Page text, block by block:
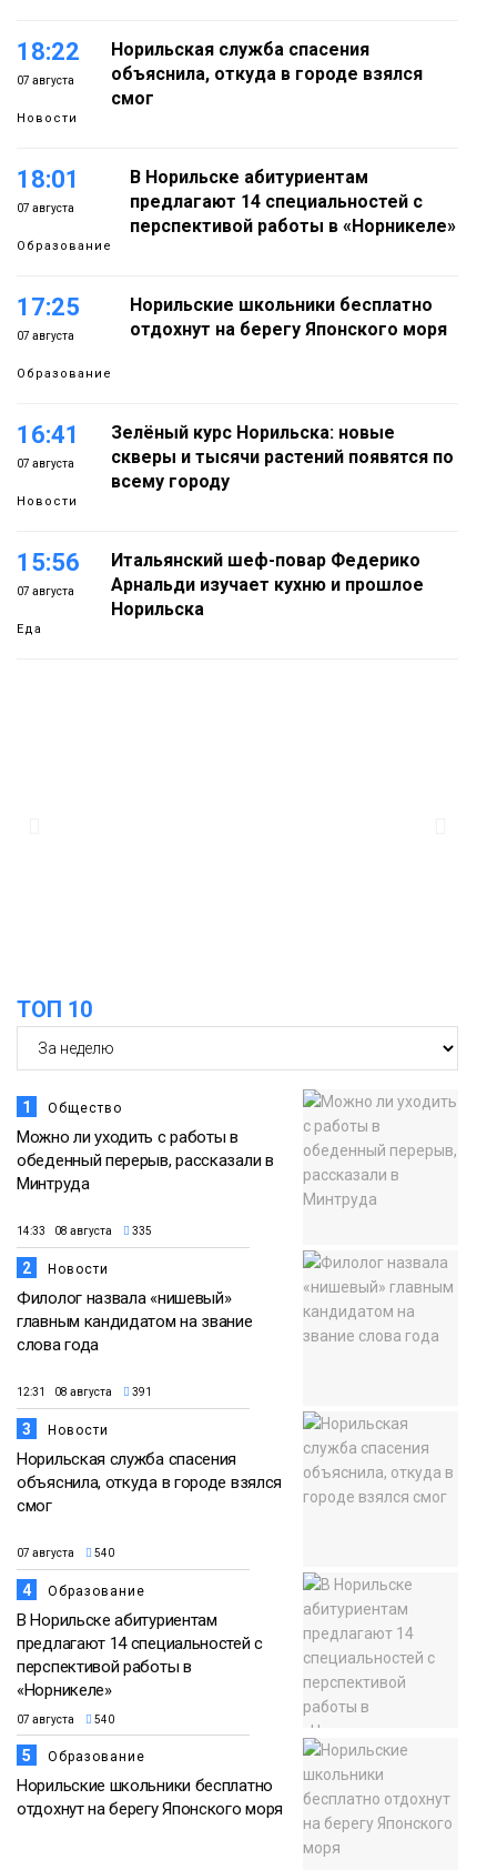
18:22
07 августа
Новости
Норильская служба спасения
объяснила, откуда в городе взялся
смог
18:01
07 августа
Образование
В Норильске абитуриентам
предлагают 14 специальностей с
перспективой работы в «Норникеле»
17:25
07 августа
Образование
Норильские школьники бесплатно
отдохнут на берегу Японского моря
16:41
07 августа
Новости
Зелёный курс Норильска: новые
скверы и тысячи растений появятся по
всему городу
15:56
07 августа
Еда
Итальянский шеф-повар Федерико
Арнальди изучает кухню и прошлое
Норильска
Новости
ТОП 10
1 Общество
Можно ли уходить с работы в
обеденный перерыв, рассказали в
Минтруда
14:33 08 августа 335
2 Новости
Филолог назвала «нишевый»
главным кандидатом на звание
слова года
12:31 08 августа 391
3 Новости
Норильская служба спасения
объяснила, откуда в городе взялся
смог
07 августа 540
4 Образование
В Норильске абитуриентам
предлагают 14 специальностей с
перспективой работы в
«Норникеле»
07 августа 540
5 Образование
Норильские школьники бесплатно
отдохнут на берегу Японского моря